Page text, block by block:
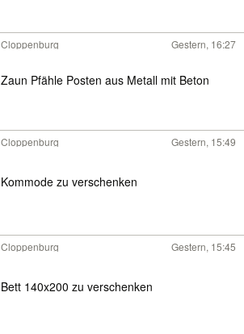
Cloppenburg Gestern, 16:27
Zaun Pfähle Posten aus Metall mit Beton
Cloppenburg Gestern, 15:49
Kommode zu verschenken
Cloppenburg Gestern, 15:45
Bett 140x200 zu verschenken